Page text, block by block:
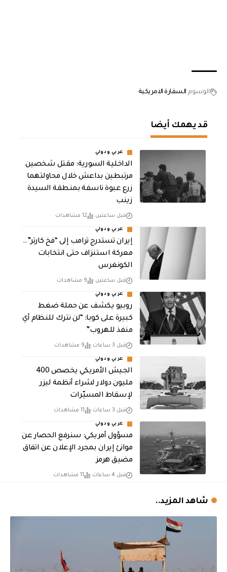
الوسوم السفارة الامريكية
قد يهمك أيضا
عربي ودولي
الداخلية السورية: مقتل شخصين
مرتبطين بداعش خلال محاولتهما
زرع عبوة ناسفة بمنطقة السيدة
زينب
قبل ساعتين 12 مشاهدات
عربي ودولي
إيران تستدرج ترامب إلى “فخ كارتر”..
معركة استنزاف حتى انتخابات
الكونغرس
قبل ساعتين 9 مشاهدات
عربي ودولي
روبيو يكشف عن حملة ضغط
كبيرة على كوبا: “لن نترك للنظام أي
منفذ للهروب”
قبل 3 ساعات 9 مشاهدات
عربي ودولي
الجيش الأمريكي يخصص 400
مليون دولار لشراء أنظمة ليزر
لإسقاط المسيّرات
قبل 3 ساعات 11 مشاهدات
عربي ودولي
مسؤول أمريكي: سنرفع الحصار عن
موانئ إيران بمجرد الإعلان عن اتفاق
مضيق هرمز
قبل 4 ساعات 11 مشاهدات
شاهد المزيد..